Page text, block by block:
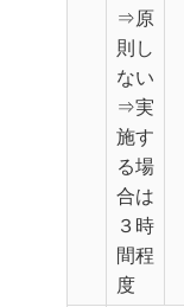
⇒原
則し
ない
⇒実
施す
る場
合は
３時
間程
度